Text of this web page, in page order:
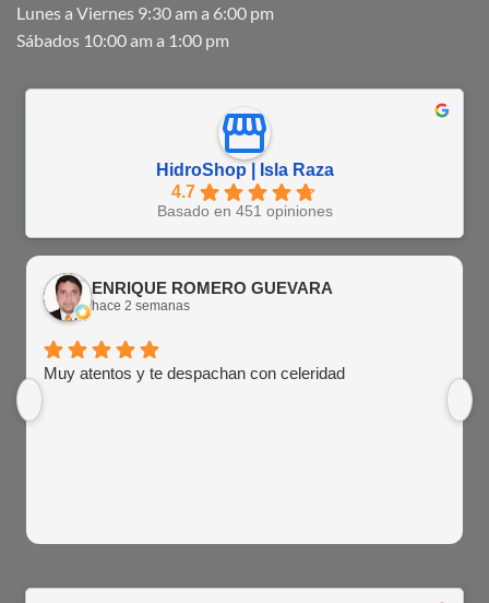
Lunes a Viernes 9:30 am a 6:00 pm
Sábados 10:00 am a 1:00 pm
HidroShop | Isla Raza
4.7
Basado en 451 opiniones
ENRIQUE ROMERO GUEVARA
hace 2 semanas
Muy atentos y te despachan con celeridad